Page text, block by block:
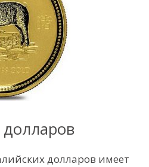
долларов имеет